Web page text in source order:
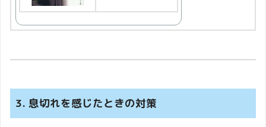
3. 息切れを感じたときの対策